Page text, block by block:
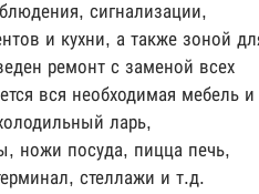
сигнализации,
и кухни, а также зоной
ремонт с заменой всех
вся необходимая мебель и
ларь,
ножи посуда, пицца печь,
стеллажи и т.д.